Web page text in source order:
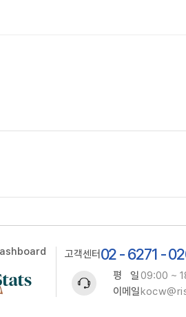
고객센터 02 - 6271 -
평 일09:00 ~
이메일